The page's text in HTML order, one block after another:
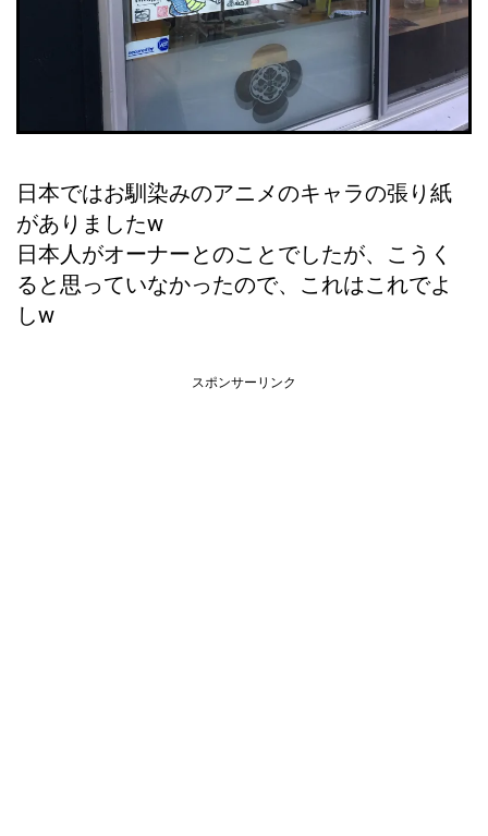
日本ではお馴染みのアニメのキャラの張り紙
がありましたw
日本人がオーナーとのことでしたが、こうく
ると思っていなかったので、これはこれでよ
しw
スポンサーリンク